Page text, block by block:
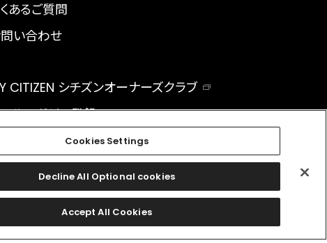
あるご質問
い合わせ
CITIZEN シチズンオーナーズクラブ
ルマガジン登録
facebookinstagramtwitter
Cookies Settings
Decline All Optional cookies
Accept All Cookies